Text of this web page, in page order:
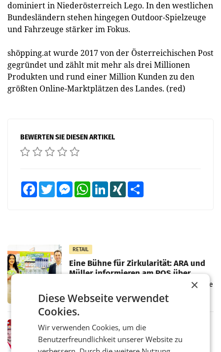
dominiert in Niederösterreich Lego. In den westlichen
Bundesländern stehen hingegen Outdoor-Spielzeuge
und Fahrzeuge stärker im Fokus.
shöpping.at wurde 2017 von der Österreichischen Post
gegründet und zählt mit mehr als drei Millionen
Produkten und rund einer Million Kunden zu den
größten Online-Marktplätzen des Landes. (red)
BEWERTEN SIE DIESEN ARTIKEL
FacebookTwitter MessengerWhatsAppLinkedInXING
RETAIL
Eine Bühne für Zirkularität: ARA und
Müller informieren am POS über
Über den gesamten August hinweg rücken die
Altstoff Recycling Austria AG (ARA) und der
Handelskonzern Müller die Initiative
„Kreislauf-Helden“ in allen österreichischen
RETAIL
Penny modernisiert zwei Filialen in
Ober- und Niederösterreich
×
Diese Webseite verwendet
Cookies.
Wir verwenden Cookies, um die
Benutzerfreundlichkeit unserer Website zu